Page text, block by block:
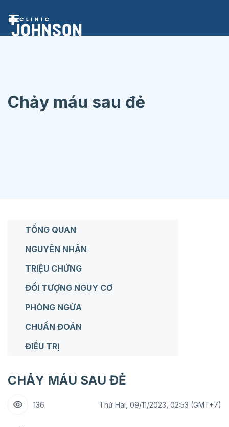
đến
Chảy máu sau đẻ
TỔNG QUAN
NGUYÊN NHÂN
TRIỆU CHỨNG
ĐỐI TƯỢNG NGUY CƠ
PHÒNG NGỪA
CHUẨN ĐOÁN
ĐIỀU TRỊ
CHẢY MÁU SAU ĐẺ
136 Thứ Hai, 09/11/2023, 02:53 (GMT+7)